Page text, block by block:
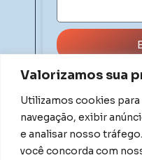
Valorizamos sua
Utilizamos cookies
navegação, exibir
e analisar nosso
você concorda com